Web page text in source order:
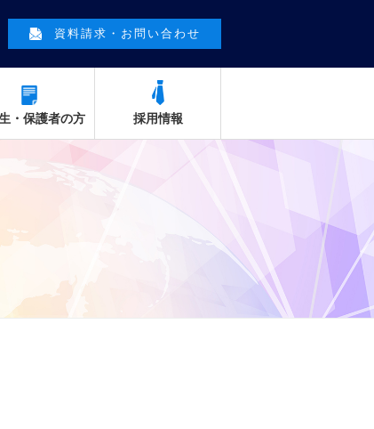
資料請求・お問い合わせ
・保護者の方 採用情報